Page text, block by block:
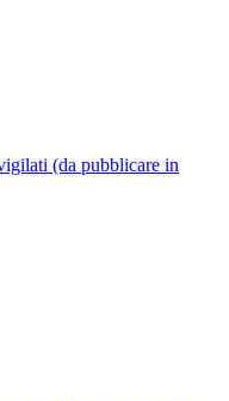
(da pubblicare in